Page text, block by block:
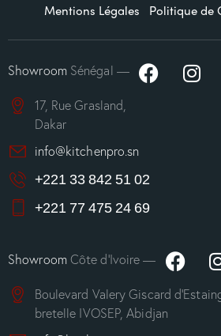
Mentions Légales Politique de
ShowroomSénégal —
17, Rue Grasland,
Dakar
info@kitchenpro.sn
+221 33 842 51 02
+221 77 475 24 69
ShowroomCôte d’Ivoire —
Boulevard Valery Giscard
bretelle IVOSEP, Abidjan